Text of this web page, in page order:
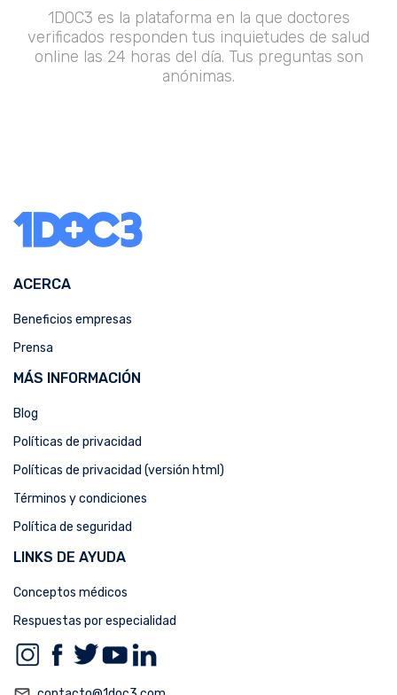
1DOC3 es la plataforma en la que doctores
verificados responden tus inquietudes de salud
online las 24 horas del día. Tus preguntas son
anónimas.
ACERCA
Beneficios empresas
Prensa
MÁS INFORMACIÓN
Blog
Políticas de privacidad
Políticas de privacidad (versión html)
Términos y condiciones
Política de seguridad
LINKS DE AYUDA
Conceptos médicos
Respuestas por especialidad